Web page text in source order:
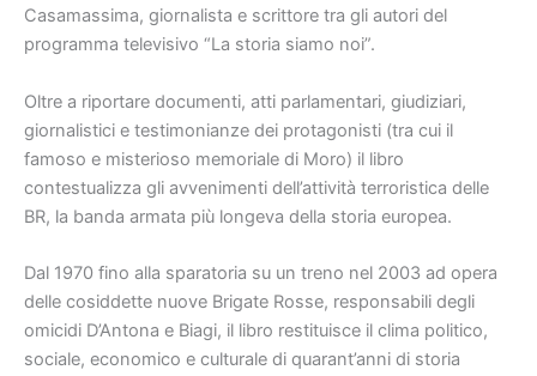
Casamassima, giornalista e scrittore tra gli autori del
programma televisivo “La storia siamo noi”.
Oltre a riportare documenti, atti parlamentari, giudiziari,
giornalistici e testimonianze dei protagonisti (tra cui il
famoso e misterioso memoriale di Moro) il libro
contestualizza gli avvenimenti dell’attività terroristica delle
BR, la banda armata più longeva della storia europea.
Dal 1970 fino alla sparatoria su un treno nel 2003 ad opera
delle cosiddette nuove Brigate Rosse, responsabili degli
omicidi D’Antona e Biagi, il libro restituisce il clima politico,
sociale, economico e culturale di quarant’anni di storia